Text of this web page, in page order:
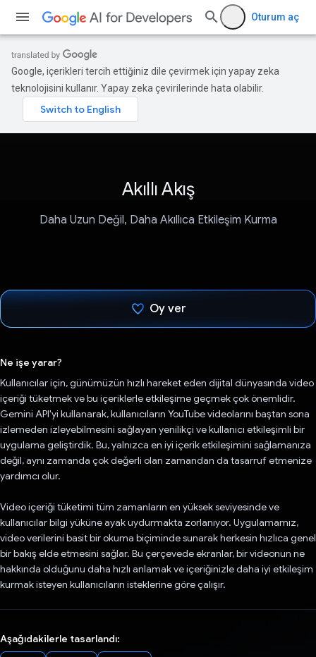
Oturum aç
Google, içerikleri tercih ettiğiniz dile çevirmek için yapay zeka
teknolojisini kullanır. Yapay zeka çevirilerinde hata olabilir.
Akıllı Akış
Daha Uzun Değil, Daha Akıllıca Etkileşim Kurma
Oy ver
Ne işe yarar?
Kullanıcılar için, günümüzün hızlı hareket eden dijital dünyasında video
içeriği tüketmek ve bu içeriklerle etkileşime geçmek çok önemlidir.
Gemini API'yi kullanarak, kullanıcıların YouTube videolarını baştan sona
izlemeden izleyebilmesini sağlayan yenilikçi ve kullanıcı etkileşimli bir
uygulama geliştirdik. Bu, yalnızca en iyi içerik etkileşimini sağlamanıza
değil, aynı zamanda çok değerli olan zamandan da tasarruf etmenize
yardımcı olur.
Video içeriği tüketimi tüm zamanların en yüksek seviyesinde ve
kullanıcılar bilgi yüküne ayak uydurmakta zorlanıyor. Uygulamamız,
video verilerini basit bir okuma biçiminde sunarak herkesin hızlıca genel
bir bakış elde etmesini sağlar. Bu çerçevede ekranlar, bir videonun ne
hakkında olduğunu daha hızlı anlamak ve içeriğinizle daha iyi etkileşim
kurmak isteyen kullanıcıların isteklerine göre çalışır.
Aşağıdakilerle tasarlandı: